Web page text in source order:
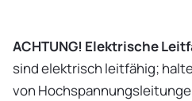
ACHTUNG! Elektrische
sind elektrisch leitfähig;
von